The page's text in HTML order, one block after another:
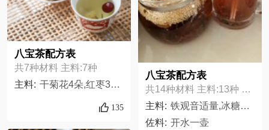
八宝茶配方表
共7种材料 主料:7种
主料: 干菊花4朵,红枣3颗,枸杞10粒,桂圆3颗,葡萄干10粒,茉莉花10朵,冰糖适量
135
八宝茶配方表
共14种材料 主料:13种 佐料:1种
主料: 铁观音适量,冰糖适量,玫瑰花适量,苹果干适量,葡萄干适量,枸杞适量,核桃一个,红枣四个,桂圆两个,玫瑰酱一勺子,熟芝麻多量,酸枣两个,沙枣两个,
佐料: 开水一壶